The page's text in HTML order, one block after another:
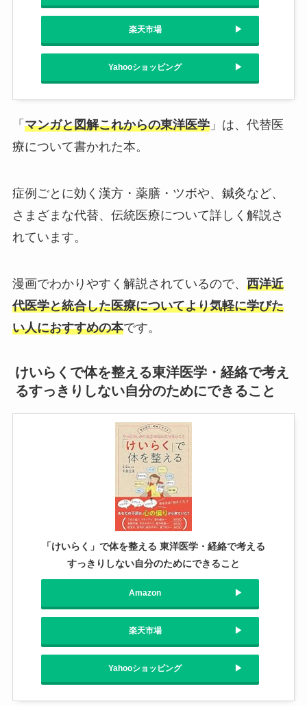
楽天市場
Yahooショッピング
「 マンガと図解これからの東洋医学」は、代替医
療について書かれた本。
症例ごとに効く漢方・薬膳・ツボや、鍼灸など、
さまざまな代替、伝統医療について詳しく解説さ
れています。
漫画でわかりやすく解説されているので、 西洋近
代医学と統合した医療についてより気軽に学びた
い人におすすめの本です。
けいらくで体を整える東洋医学・経絡で考え
るすっきりしない自分のためにできること
「けいらく」で体を整える 東洋医学・経絡で考える
すっきりしない自分のためにできること
Amazon
楽天市場
Yahooショッピング